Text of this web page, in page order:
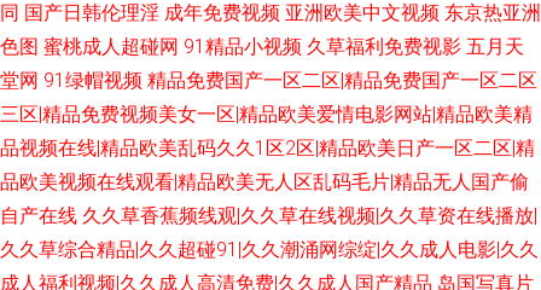
同 国产日韩伦理淫 成年免费视频 亚洲欧美中文视频 东京热亚洲
色图 蜜桃成人超碰网 91精品小视频 久草福利免费视影 五月天
堂网 91绿帽视频 精品免费国产一区二区|精品免费国产一区二区
三区|精品免费视频美女一区|精品欧美爱情电影网站|精品欧美精
品视频在线|精品欧美乱码久久1区2区|精品欧美日产一区二区|精
品欧美视频在线观看|精品欧美无人区乱码毛片|精品无人国产偷
自产在线 久久草香蕉频线观|久久草在线视频|久久草资在线播放|
久久草综合精品|久久超碰91|久久潮涌网综绽|久久成人电影|久久
成人福利视频|久久成人高清免费|久久成人国产精品 岛国写真片